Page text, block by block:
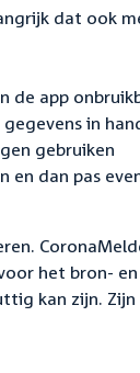
dat ook
de app
in
gebruiken
en dan pas
het bron- en
kan zijn. Zijn